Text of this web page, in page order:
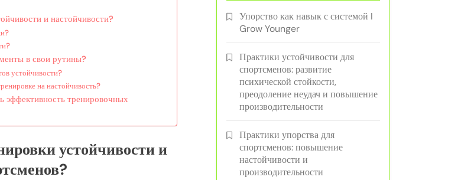
и настойчивости?
в свои рутины?
устойчивости?
на настойчивость?
эффективность тренировочных
устойчивости и
Упорство как навык с системой I
Grow Younger
Практики устойчивости для
спортсменов: развитие
психической стойкости,
преодоление неудач и повышение
производительности
Практики упорства для
спортсменов: повышение
настойчивости и
производительности